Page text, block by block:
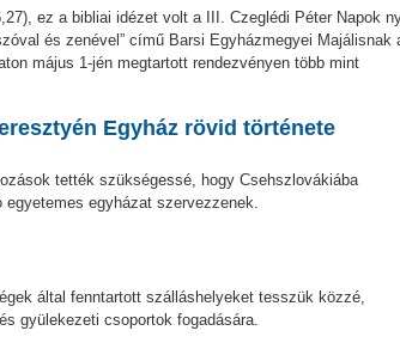
ez a bibliai idézet volt a III. Czeglédi Péter Napok
és zenével” című Barsi Egyházmegyei Majálisnak
május 1-jén megtartott rendezvényen több mint
Egyház rövid története
tették szükségessé, hogy Csehszlovákiába
egyházat szervezzenek.
által fenntartott szálláshelyeket tesszük közzé,
gyülekezeti csoportok fogadására.